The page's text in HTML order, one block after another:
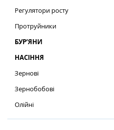
Регулятори росту
Протруйники
БУР’ЯНИ
НАСІННЯ
Зернові
Зернобобові
Олійні